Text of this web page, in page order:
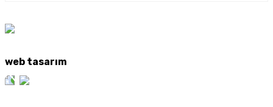
web tasarım